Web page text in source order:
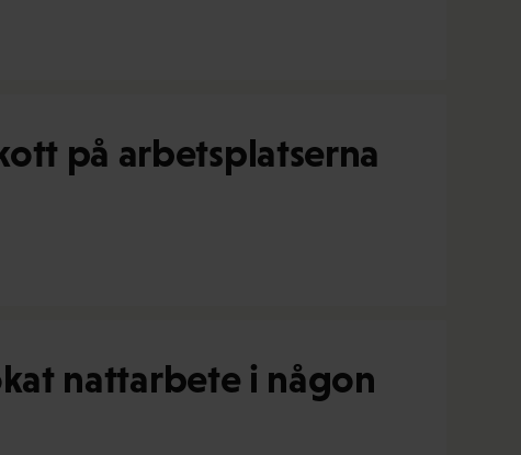
på arbetsplatserna
nattarbete i någon